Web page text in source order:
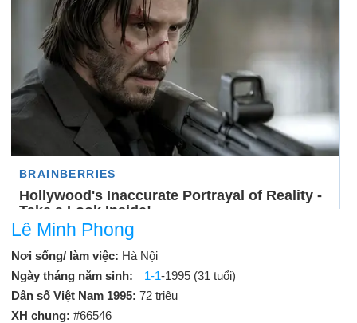
Lê Minh Phong
Nơi sống/ làm việc: Hà Nội
Ngày tháng năm sinh:
1-1-1995 (31 tuổi)
Dân số Việt Nam 1995: 72 triệu
XH chung: #66546